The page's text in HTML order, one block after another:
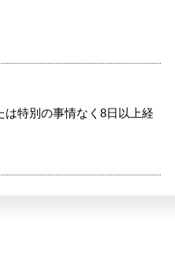
特別の事情なく8日以上経